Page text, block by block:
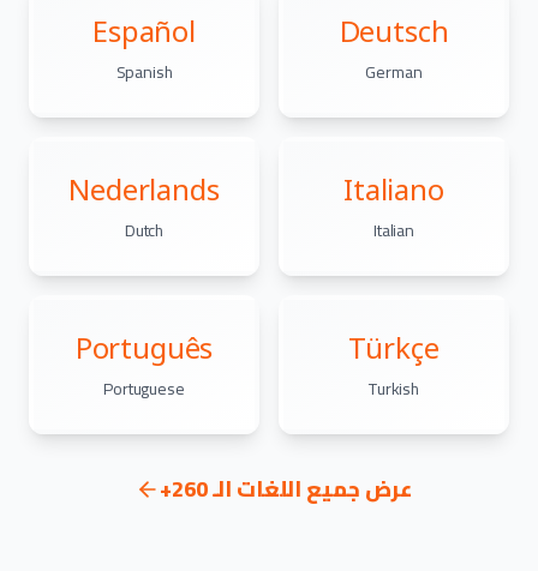
Deutsch
German
Español
Spanish
Italiano
Italian
Nederlands
Dutch
Türkçe
Turkish
Português
Portuguese
عرض جميع اللغات الـ 260+